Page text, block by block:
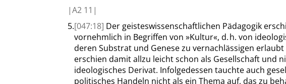
|A2 11|
5.[047:18] Der geisteswissenschaftlichen Pädagogik
vornehmlich in Begriffen von »Kultur«, d. h. von
deren Substrat und Genese zu vernachlässigen
erschien damit allzu leicht schon als Gesellschaft und
ideologisches Derivat. Infolgedessen tauchte auch
politisches Handeln nicht als ein Thema auf, das zu